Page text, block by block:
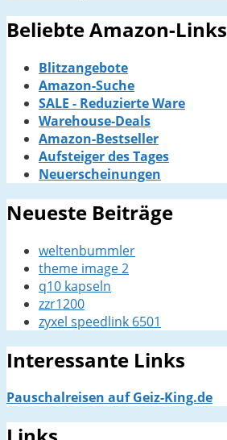
Beliebte Amazon-Links
Blitzangebote
Amazon-Suche
SALE - Reduzierte Ware
Warehouse-Deals
Amazon-Bestseller
Aufsteiger des Tages
Neuerscheinungen
Neueste Beiträge
weltenbummler
theme image 2
q10 kapseln
zzr1200
zyxel speedlink 6501
Interessante Links
Pauschalreisen auf Geiz-King.de